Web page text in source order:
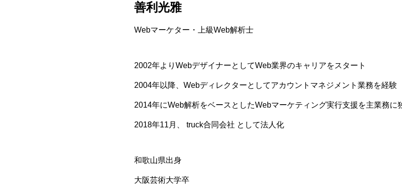
善利光雅
Webマーケター・上級Web解析士
2002年よりWebデザイナーとしてWeb業界のキャリアをスタート
2004年以降、Webディレクターとしてアカウントマネジメント業務を経験
2014年にWeb解析をベースとしたWebマーケティング実⾏⽀援を主業務に
2018年11⽉、 truck合同会社 として法⼈化
和歌⼭県出⾝
⼤阪芸術⼤学卒